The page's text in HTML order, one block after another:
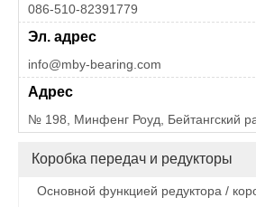
086-510-82391779
Эл. адрес
info@mby-bearing.com
Адрес
№ 198, Минфенг Роуд, Бейтангский
Коробка передач и редукторы
Основной функцией редуктора /